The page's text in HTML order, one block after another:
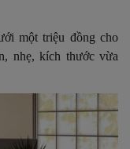
một triệu đồng cho
nhẹ, kích thước vừa